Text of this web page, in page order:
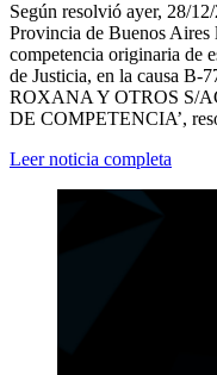
Según resolvió ayer, 28/
Provincia de Buenos Aires
competencia originaria de
de Justicia, en la causa
ROXANA Y OTROS S/
DE COMPETENCIA’,
Leer noticia completa